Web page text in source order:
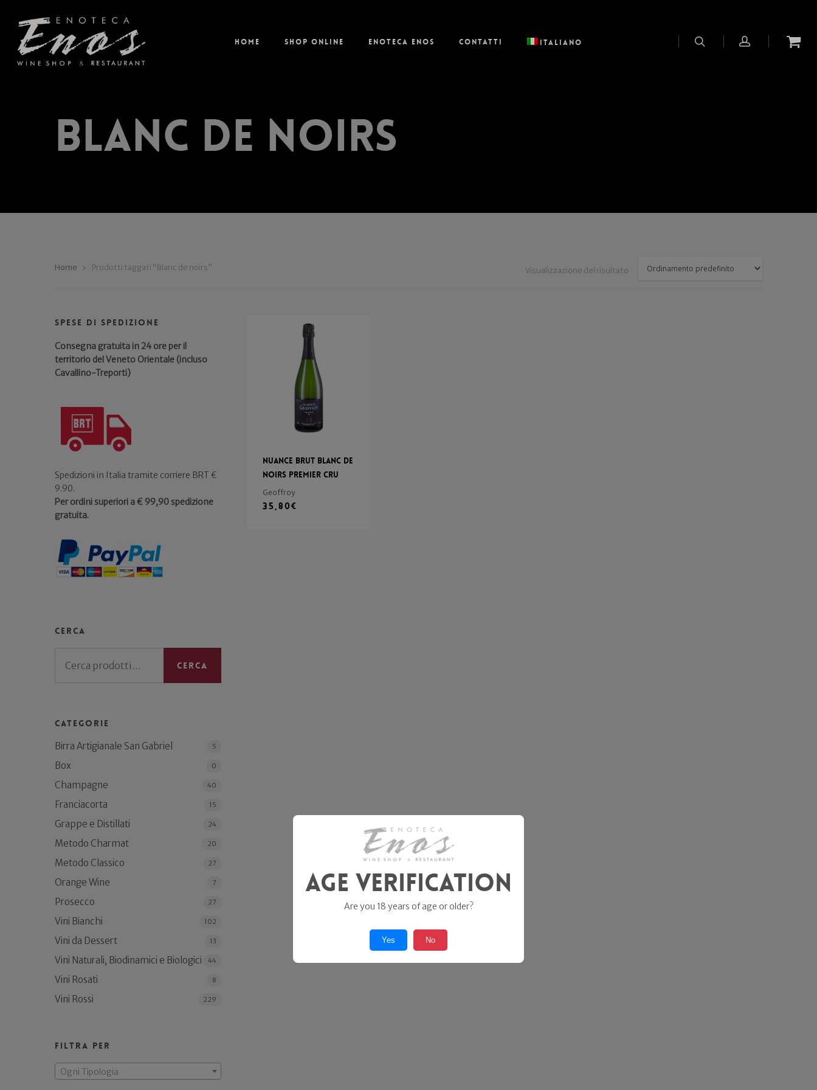
Home Shop online Enoteca Enos Contatti Italiano
Blanc de noirs
Visualizzazione del risultato
Home Prodotti taggati “Blanc de noirs”
Spese di spedizione
Consegna gratuita in 24 ore per il
territorio del Veneto Orientale (incluso
Cavallino-Treporti)
Spedizioni in Italia tramite corriere BRT €
9.90.
Per ordini superiori a € 99,90 spedizione
gratuita.
Cerca
Cerca
Categorie
Birra Artigianale San Gabriel 5
Box 0
Champagne 40
Franciacorta 15
Grappe e Distillati 24
Metodo Charmat 20
Metodo Classico 27
Orange Wine 7
Prosecco 27
Vini Bianchi 102
Vini da Dessert 13
Vini Naturali, Biodinamici e Biologici 44
Vini Rosati 8
Vini Rossi 229
Filtra per
Ogni Tipologia
Nuance Brut Blanc de
Noirs Premier Cru
Geoffroy
35,80€
Age Verification
Are you 18 years of age or older?
Yes No